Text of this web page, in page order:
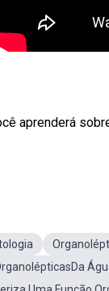
aprenderá